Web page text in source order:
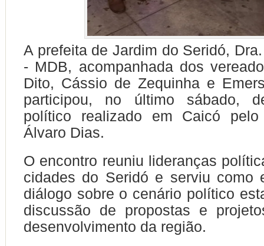
A prefeita de Jardim do Seridó,
- MDB, acompanhada dos
Dito, Cássio de Zequinha e
participou, no último sábado,
político realizado em Caicó pelo
Álvaro Dias.
O encontro reuniu lideranças
cidades do Seridó e serviu como
diálogo sobre o cenário político
discussão de propostas e
desenvolvimento da região.